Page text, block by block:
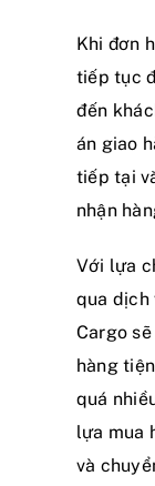
Khi đơn
tiếp tục
đến
án giao
tiếp tại
nhận
Với lựa
qua dịch
Cargo
hàng
quá
lựa mua
và